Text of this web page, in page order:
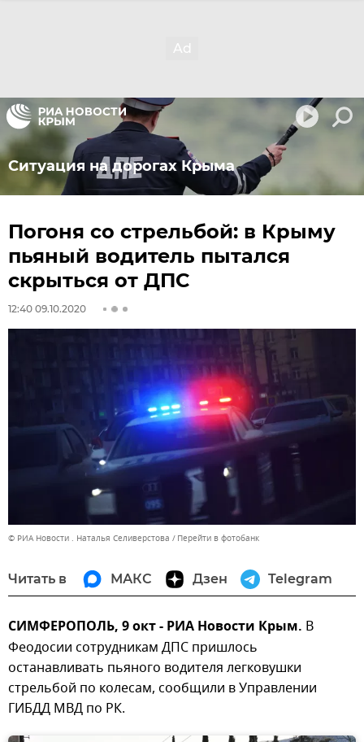
Ситуация на дорогах Крыма
Погоня со стрельбой: в Крыму
пьяный водитель пытался
скрыться от ДПС
12:40 09.10.2020
© РИА Новости . Наталья Селиверстова Перейти в фотобанк
Читать в МАКС Дзен Telegram
СИМФЕРОПОЛЬ, 9 окт - РИА Новости Крым. В
Феодосии сотрудникам ДПС пришлось
останавливать пьяного водителя легковушки
стрельбой по колесам, сообщили в Управлении
ГИБДД МВД по РК.